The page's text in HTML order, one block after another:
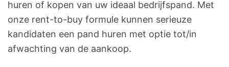
huren of kopen van uw ideaal bedrijfspand. Met
onze rent-to-buy formule kunnen serieuze
kandidaten een pand huren met optie tot/in
afwachting van de aankoop.